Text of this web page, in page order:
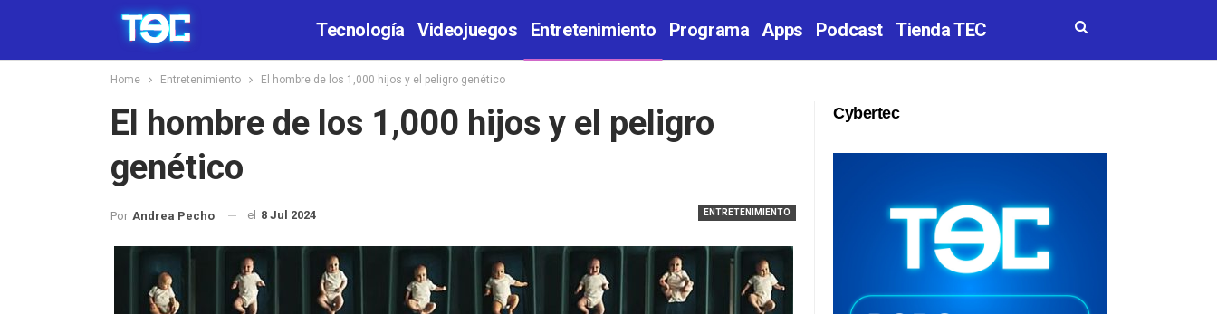
Tecnología Videojuegos Entretenimiento Programa Apps Podcast Tienda TEC
Home Entretenimiento El hombre de los 1,000 hijos y el peligro genético
El hombre de los 1,000 hijos y el peligro
genético
ENTRETENIMIENTO
Por Andrea Pecho el 8 Jul 2024
Cybertec